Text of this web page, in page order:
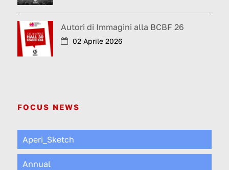
Autori di Immagini alla BCBF 26
02 Aprile 2026
FOCUS NEWS
Aperi_Sketch
Annual